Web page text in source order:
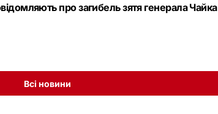
про загибель зятя генерала Чайка
Всі новини